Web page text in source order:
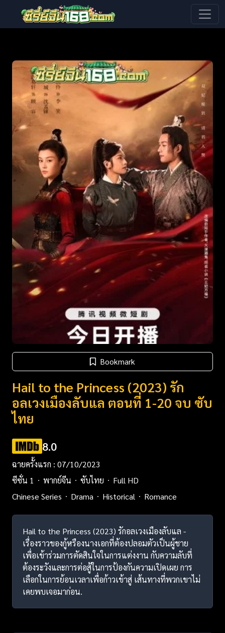
Bookmark
Hail to the Princess (2023) รัก
อลเวงเมืองลับแล ตอนที่ 1-20 จบ ซับ
ไทย
8.0
ฉายครั้งแรก : 07/10/2023
ซีซั่น 1
พากย์จีน ซับไทย
Full HD
Chinese Series
Drama Historical Romance
Hail to the Princess (2023) รักอลเวงเมืองลับแล -
เรื่องราวของกู้หรืองนางเอกที่ต้องปลอมตัวเป็นผู้ชาย
เพื่อเข้าร่วมการตัดสินใจในการแต่งงาน กับความลับที่
ต้องระวังและการต่อสู้ในการป้องกันความเปิดเผย การ
เลือกในการย้อนเวลาเพื่อก้าวเข้าสู่ เส้นทางที่พวกเขาไม่
เคยพบเจอมาก่อน.